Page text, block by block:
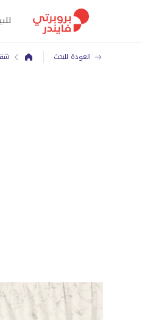
العودة للبحث